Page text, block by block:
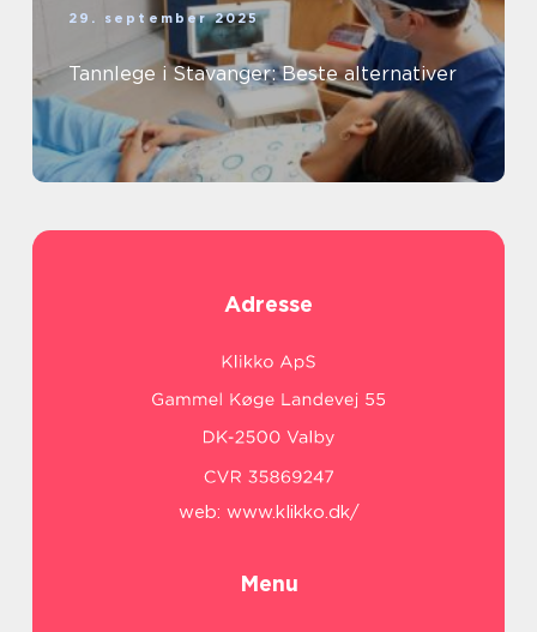
29. september 2025
Tannlege i Stavanger: Beste alternativer
Adresse
web: www.klikko.dk/
Menu